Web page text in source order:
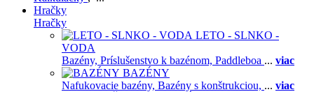
Hračky
Hračky
LETO - SLNKO -
VODA
Bazény, Príslušenstvo k bazénom, Paddleboa ... viac
BAZÉNY
Nafukovacie bazény, Bazény s konštrukciou, ... viac